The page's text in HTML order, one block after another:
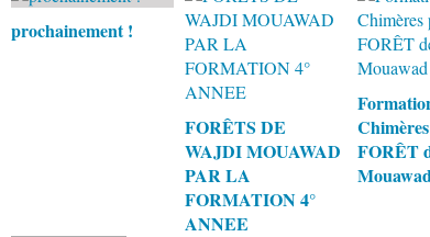
prochainement !
FORÊTS DE
WAJDI MOUAWAD
PAR LA
FORMATION 4°
ANNEE
FORÊT